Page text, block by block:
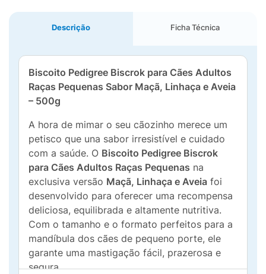
Descrição Ficha Técnica
Biscoito Pedigree Biscrok para Cães Adultos
Raças Pequenas Sabor Maçã, Linhaça e Aveia
– 500g
A hora de mimar o seu cãozinho merece um
petisco que una sabor irresistível e cuidado
com a saúde. O Biscoito Pedigree Biscrok
para Cães Adultos Raças Pequenas na
exclusiva versão Maçã, Linhaça e Aveia foi
desenvolvido para oferecer uma recompensa
deliciosa, equilibrada e altamente nutritiva.
Com o tamanho e o formato perfeitos para a
mandíbula dos cães de pequeno porte, ele
garante uma mastigação fácil, prazerosa e
segura.